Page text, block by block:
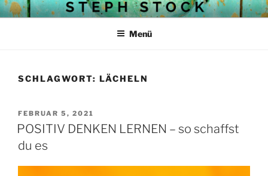
Zum
InhaltSTEPH STOCKS BLOG
Struktur mit Herz
Menü
SCHLAGWORT: LÄCHELN
VERÖFFENTLICHT
AM
FEBRUAR 5, 2021
POSITIV DENKEN LERNEN – so schaffst
du es